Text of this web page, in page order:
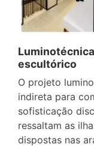
escultórico
O projeto
indireta para
sofisticação
ressaltam as
dispostas nas